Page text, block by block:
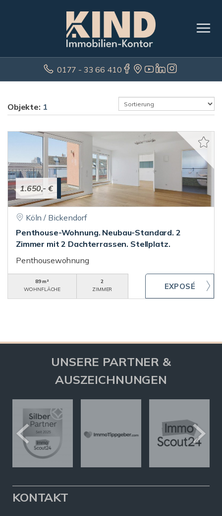
0177 - 33 66 410
Objekte: 1
1.650,- €
Köln / Bickendorf
Penthouse-Wohnung. Neubau-Standard. 2
Zimmer mit 2 Dachterrassen. Stellplatz.
Penthousewohnung
89 m²
WOHNFLÄCHE
2
ZIMMER
UNSERE PARTNER &
AUSZEICHNUNGEN
KONTAKT